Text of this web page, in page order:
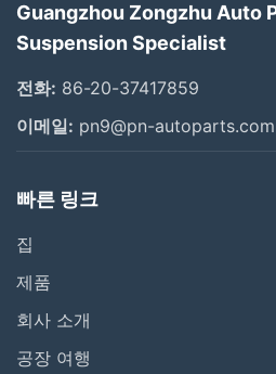
Guangzhou Zongzhu Auto
Suspension Specialist
전화: 86-20-37417859
이메일: pn9@pn-autoparts.com
빠른 링크
집
제품
회사 소개
공장 여행